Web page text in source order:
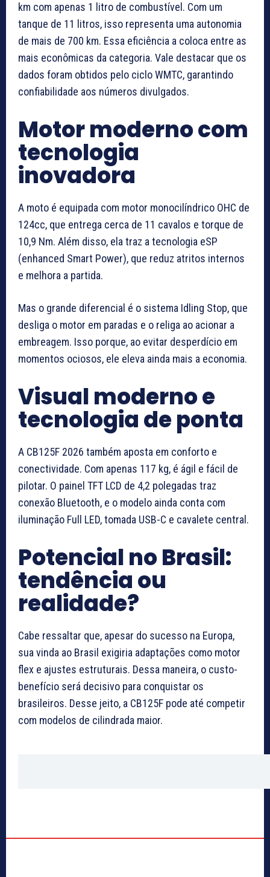
km com apenas 1 litro de combustível. Com um
tanque de 11 litros, isso representa uma autonomia
de mais de 700 km. Essa eficiência a coloca entre as
mais econômicas da categoria. Vale destacar que os
dados foram obtidos pelo ciclo WMTC, garantindo
confiabilidade aos números divulgados.
Motor moderno com
tecnologia
inovadora
A moto é equipada com motor monocilíndrico OHC de
124cc, que entrega cerca de 11 cavalos e torque de
10,9 Nm. Além disso, ela traz a tecnologia eSP
(enhanced Smart Power), que reduz atritos internos
e melhora a partida.
Mas o grande diferencial é o sistema Idling Stop, que
desliga o motor em paradas e o religa ao acionar a
embreagem. Isso porque, ao evitar desperdício em
momentos ociosos, ele eleva ainda mais a economia.
Visual moderno e
tecnologia de ponta
A CB125F 2026 também aposta em conforto e
conectividade. Com apenas 117 kg, é ágil e fácil de
pilotar. O painel TFT LCD de 4,2 polegadas traz
conexão Bluetooth, e o modelo ainda conta com
iluminação Full LED, tomada USB-C e cavalete central.
Potencial no Brasil:
tendência ou
realidade?
Cabe ressaltar que, apesar do sucesso na Europa,
sua vinda ao Brasil exigiria adaptações como motor
flex e ajustes estruturais. Dessa maneira, o custo-
benefício será decisivo para conquistar os
brasileiros. Desse jeito, a CB125F pode até competir
com modelos de cilindrada maior.